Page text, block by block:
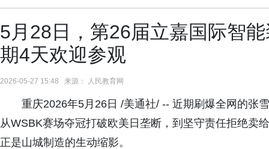
5月28日，第26届立嘉国际智
期4天欢迎参观
2026-05-27 15:48 来源： 人民教育网
重庆2026年5月26日 /美通社/ -- 近期刷爆全网的张
从WSBK赛场夺冠打破欧美日垄断，到坚守责任拒绝卖
正是山城制造的生动缩影。